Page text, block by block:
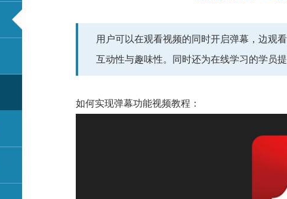
用户可以在观看视频的同时开启弹幕，边观
互动性与趣味性。同时还为在线学习的学员
如何实现弹幕功能视频教程：